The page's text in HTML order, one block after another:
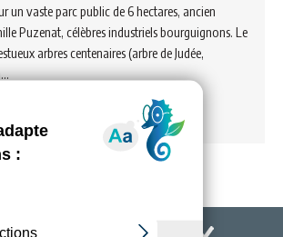
un vaste parc public de 6 hectares, ancien
Puzenat, célèbres industriels bourguignons. Le
arbres centenaires (arbre de Judée,